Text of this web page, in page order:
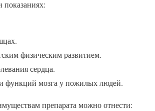
показаниях:
физическим развитием.
сердца.
функций мозга у пожилых людей.
препарата можно отнести: